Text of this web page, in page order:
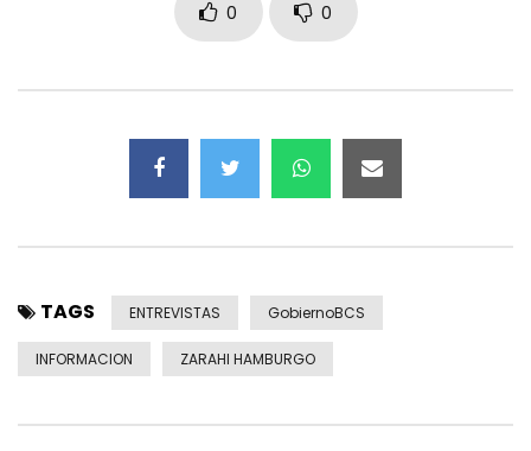
0 0
TAGS ENTREVISTAS GobiernoBCS
INFORMACION ZARAHI HAMBURGO